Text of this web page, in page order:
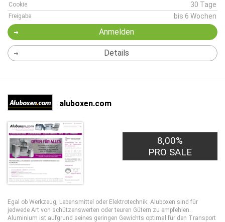
Cookie 30 Tage
Freigabe bis 6 Wochen
Anmelden
Details
aluboxen.com
8,00%
PRO SALE
Egal ob Werkzeug, Lebensmittel oder Elektrotechnik: Aluboxen sind für
jedwede Art von schützenswerten oder teuren Gütern zu empfehlen.
Aluminium ist aufgrund seines geringen Gewichts optimal für den Transport